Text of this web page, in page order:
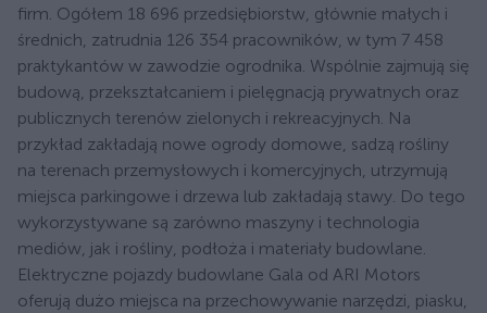
firm. Ogółem 18 696 przedsiębiorstw, głównie małych i
średnich, zatrudnia 126 354 pracowników, w tym 7 458
praktykantów w zawodzie ogrodnika. Wspólnie zajmują się
budową, przekształcaniem i pielęgnacją prywatnych oraz
publicznych terenów zielonych i rekreacyjnych. Na
przykład zakładają nowe ogrody domowe, sadzą rośliny
na terenach przemysłowych i komercyjnych, utrzymują
miejsca parkingowe i drzewa lub zakładają stawy. Do tego
wykorzystywane są zarówno maszyny i technologia
mediów, jak i rośliny, podłoża i materiały budowlane.
Elektryczne pojazdy budowlane Gala od ARI Motors
oferują dużo miejsca na przechowywanie narzędzi, piasku,